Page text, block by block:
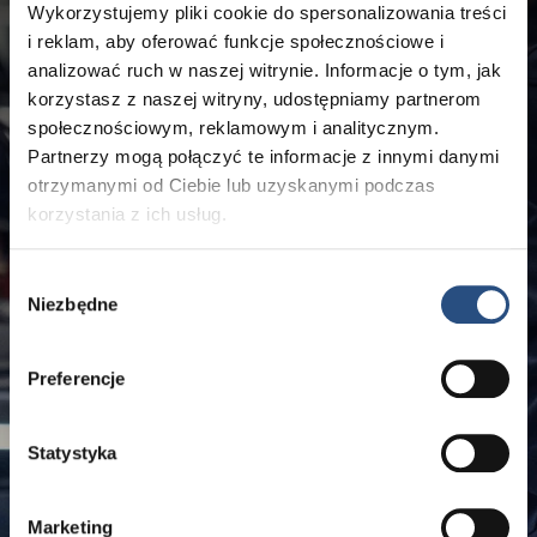
Wykorzystujemy pliki cookie do spersonalizowania treści
i reklam, aby oferować funkcje społecznościowe i
analizować ruch w naszej witrynie. Informacje o tym, jak
korzystasz z naszej witryny, udostępniamy partnerom
społecznościowym, reklamowym i analitycznym.
Partnerzy mogą połączyć te informacje z innymi danymi
otrzymanymi od Ciebie lub uzyskanymi podczas
korzystania z ich usług.
zgody
Niezbędne
Preferencje
Statystyka
Marketing